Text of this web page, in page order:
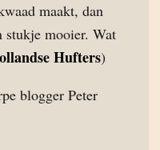
maakt, dan
stukje mooier. Wat
Hufters)
blogger Peter